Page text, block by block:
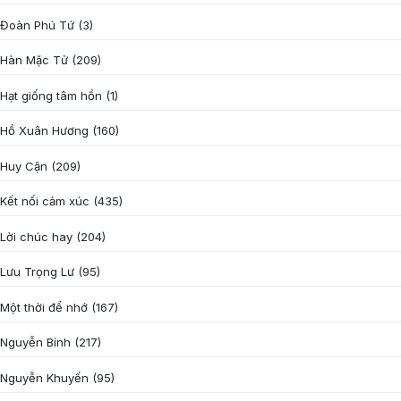
Đoàn Phú Tứ (3)
Hàn Mặc Tử (209)
Hạt giống tâm hồn (1)
Hồ Xuân Hương (160)
Huy Cận (209)
Kết nối cảm xúc (435)
Lời chúc hay (204)
Lưu Trọng Lư (95)
Một thời để nhớ (167)
Nguyễn Bính (217)
Nguyễn Khuyến (95)